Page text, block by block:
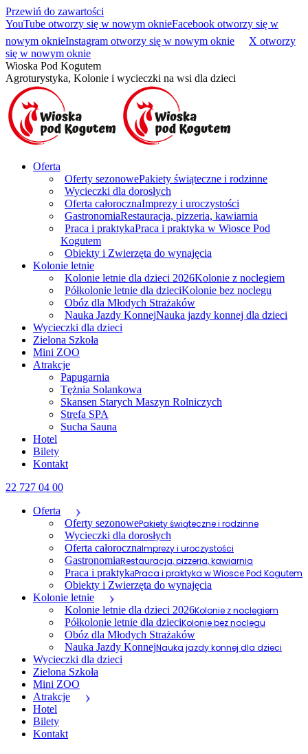
Przewiń do zawartości
YouTube otworzy się w nowym oknieFacebook otworzy się w
nowym oknieInstagram otworzy się w nowym oknie
X otworzy
się w nowym oknie
Wioska Pod Kogutem
Agroturystyka, Kolonie i wycieczki na wsi dla dzieci
Oferta
Oferty sezonowePakiety świąteczne i rodzinne
Wycieczki dla dorosłych
Oferta całorocznaImprezy i uroczystości
GastronomiaRestauracja, pizzeria, kawiarnia
Praca i praktykaPraca i praktyka w Wiosce Pod
Kogutem
Obiekty i Zwierzęta do wynajęcia
Kolonie letnie
Kolonie letnie dla dzieci 2026Kolonie z noclegiem
Półkolonie letnie dla dzieciKolonie bez noclegu
Obóz dla Młodych Strażaków
Nauka Jazdy KonnejNauka jazdy konnej dla dzieci
Wycieczki dla dzieci
Zielona Szkoła
Mini ZOO
Atrakcje
Papugarnia
Tężnia Solankowa
Skansen Starych Maszyn Rolniczych
Strefa SPA
Sucha Sauna
Hotel
Bilety
Kontakt
22 727 04 00
Oferta
Oferty sezonowePakiety świąteczne i rodzinne
Wycieczki dla dorosłych
Oferta całorocznaImprezy i uroczystości
GastronomiaRestauracja, pizzeria, kawiarnia
Praca i praktykaPraca i praktyka w Wiosce Pod Kogutem
Obiekty i Zwierzęta do wynajęcia
Kolonie letnie
Kolonie letnie dla dzieci 2026Kolonie z noclegiem
Półkolonie letnie dla dzieciKolonie bez noclegu
Obóz dla Młodych Strażaków
Nauka Jazdy KonnejNauka jazdy konnej dla dzieci
Wycieczki dla dzieci
Zielona Szkoła
Mini ZOO
Atrakcje
Hotel
Bilety
Kontakt